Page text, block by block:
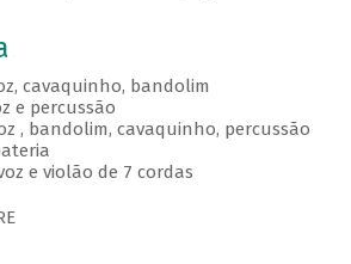
cavaquinho, bandolim
e percussão
, bandolim, cavaquinho, percussão
e violão de 7 cordas